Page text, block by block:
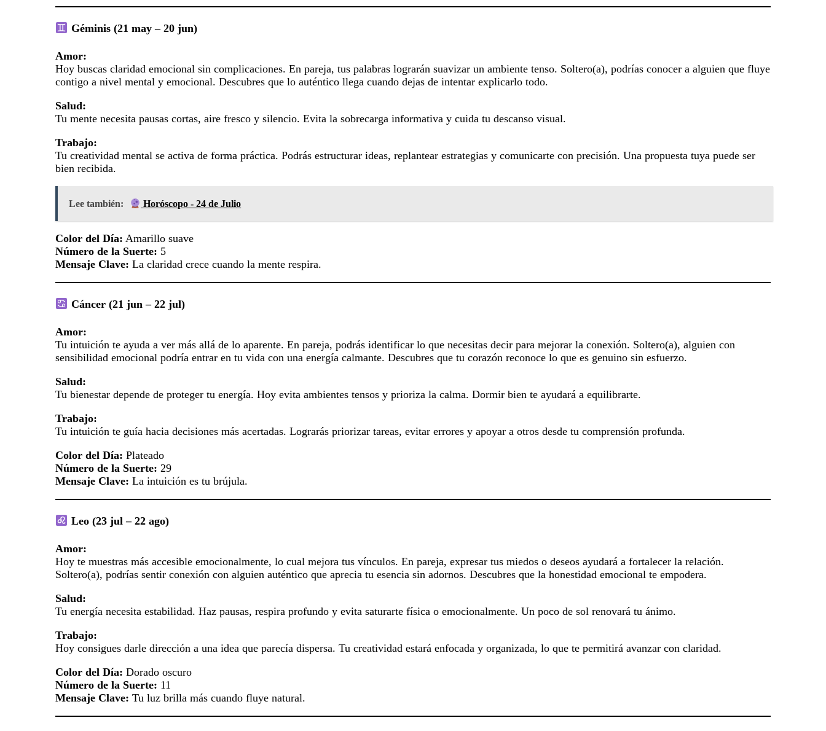
Géminis (21 may – 20 jun)
Amor:
Hoy buscas claridad emocional sin complicaciones. En pareja, tus palabras lograrán suavizar un ambiente tenso. Soltero(a), podrías conocer a alguien que fluye
contigo a nivel mental y emocional. Descubres que lo auténtico llega cuando dejas de intentar explicarlo todo.
Salud:
Tu mente necesita pausas cortas, aire fresco y silencio. Evita la sobrecarga informativa y cuida tu descanso visual.
Trabajo:
Tu creatividad mental se activa de forma práctica. Podrás estructurar ideas, replantear estrategias y comunicarte con precisión. Una propuesta tuya puede ser
bien recibida.
Lee también: Horóscopo - 24 de Julio
Color del Día: Amarillo suave
Número de la Suerte: 5
Mensaje Clave: La claridad crece cuando la mente respira.
Cáncer (21 jun – 22 jul)
Amor:
Tu intuición te ayuda a ver más allá de lo aparente. En pareja, podrás identificar lo que necesitas decir para mejorar la conexión. Soltero(a), alguien con
sensibilidad emocional podría entrar en tu vida con una energía calmante. Descubres que tu corazón reconoce lo que es genuino sin esfuerzo.
Salud:
Tu bienestar depende de proteger tu energía. Hoy evita ambientes tensos y prioriza la calma. Dormir bien te ayudará a equilibrarte.
Trabajo:
Tu intuición te guía hacia decisiones más acertadas. Lograrás priorizar tareas, evitar errores y apoyar a otros desde tu comprensión profunda.
Color del Día: Plateado
Número de la Suerte: 29
Mensaje Clave: La intuición es tu brújula.
Leo (23 jul – 22 ago)
Amor:
Hoy te muestras más accesible emocionalmente, lo cual mejora tus vínculos. En pareja, expresar tus miedos o deseos ayudará a fortalecer la relación.
Soltero(a), podrías sentir conexión con alguien auténtico que aprecia tu esencia sin adornos. Descubres que la honestidad emocional te empodera.
Salud:
Tu energía necesita estabilidad. Haz pausas, respira profundo y evita saturarte física o emocionalmente. Un poco de sol renovará tu ánimo.
Trabajo:
Hoy consigues darle dirección a una idea que parecía dispersa. Tu creatividad estará enfocada y organizada, lo que te permitirá avanzar con claridad.
Color del Día: Dorado oscuro
Número de la Suerte: 11
Mensaje Clave: Tu luz brilla más cuando fluye natural.